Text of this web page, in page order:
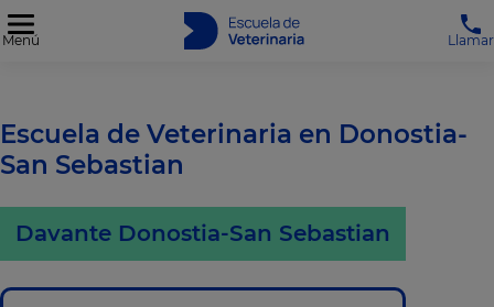
Menú Llamar
Escuela de Veterinaria en Donostia-
San Sebastian
Davante Donostia-San Sebastian